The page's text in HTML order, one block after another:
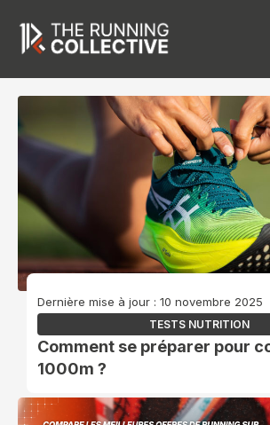
contenu
Dernière mise à jour : 10 novembre 2025
TESTS NUTRITION
Comment se préparer pour
1000m ?